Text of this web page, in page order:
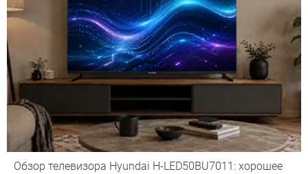
Обзор телевизора Hyundai H-LED50BU7011: хорошее